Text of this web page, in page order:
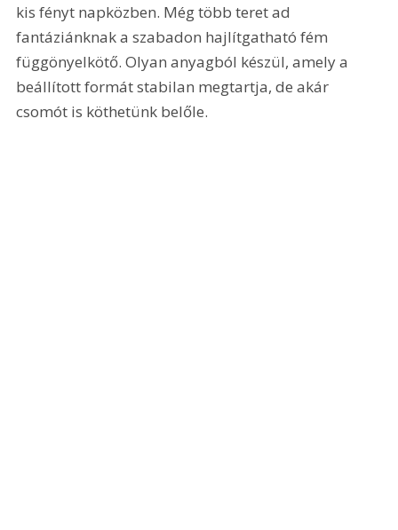
kis fényt napközben. Még több teret ad
fantáziánknak a szabadon hajlítgatható fém
függönyelkötő. Olyan anyagból készül, amely a
beállított formát stabilan megtartja, de akár
csomót is köthetünk belőle.